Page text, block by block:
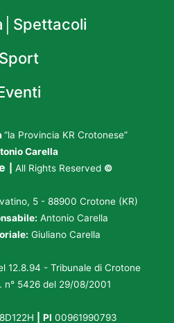
Sport
“la Provincia KR Crotonese”
Carella
All Rights Reserved ©
5 - 88900 Crotone (KR)
Antonio Carella
Giuliano Carella
12.8.94 - Tribunale di Crotone
n° 5426 del 29/08/2001
PI 00961990793